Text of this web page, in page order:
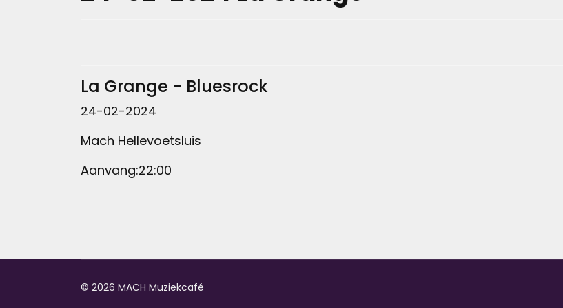
La Grange - Bluesrock
24-02-2024
Mach Hellevoetsluis
Aanvang:22:00
© 2026 MACH Muziekcafé